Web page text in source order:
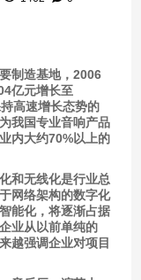
制造基地，2006
亿元增长至
高速增长态势的
我国专业音响产品
内大约70%以上的
和无线化是行业总
网络架构的数字化
能化，将逐渐占据
业从以前单纯的
越强调企业对项目